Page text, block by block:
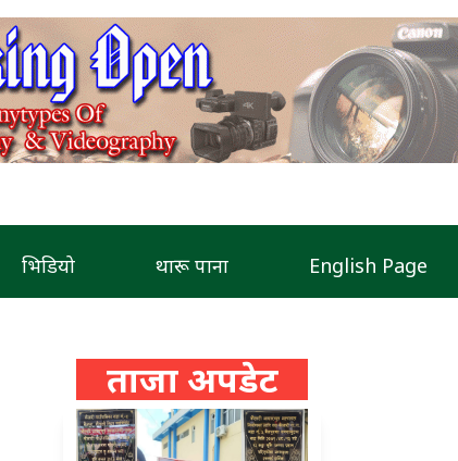
भिडियो थारू पाना English Page
ताजा अपडेट